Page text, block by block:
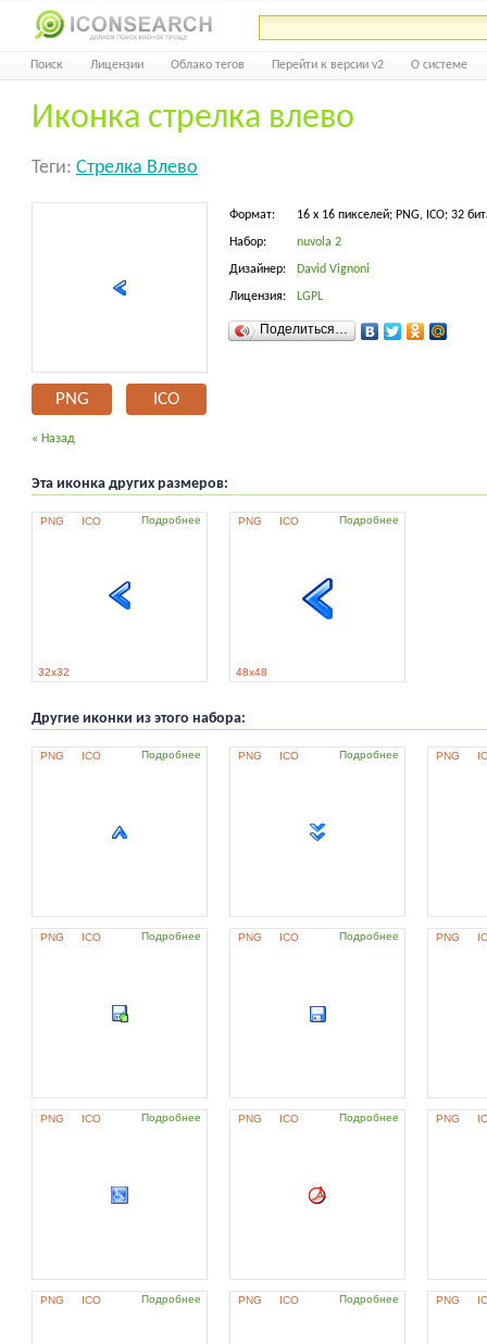
Поиск Лицензии Облако тегов Перейти к версии v2 О системе
Иконка стрелка влево
Теги: Стрелка Влево
PNG ICO
Формат: 16 x 16 пикселей; PNG, ICO; 32
Набор: nuvola 2
Дизайнер: David Vignoni
Лицензия: LGPL
Поделиться…
« Назад
Эта иконка других размеров:
PNG ICO Подробнее
32x32
PNG ICO Подробнее
48x48
Другие иконки из этого набора:
PNG ICO Подробнее PNG ICO Подробнее PNG
PNG ICO Подробнее PNG ICO Подробнее PNG
PNG ICO Подробнее PNG ICO Подробнее PNG
PNG ICO Подробнее PNG ICO Подробнее PNG